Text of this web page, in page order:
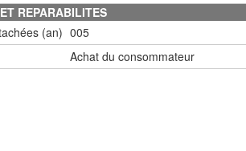
REPARABILITES
(an) 005
Achat du consommateur